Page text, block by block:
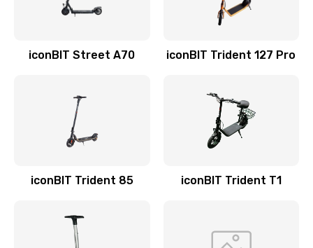
iconBIT Street A70 iconBIT Trident 127 Pro
iconBIT Trident 85 iconBIT Trident T1